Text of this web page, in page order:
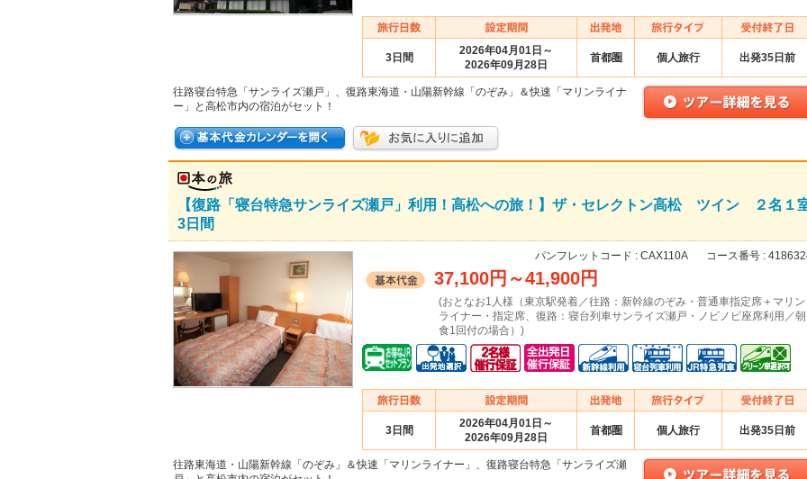
3日間
2026年04月01日～
2026年09月28日
首都圏 個人旅行 出発35日前
往路寝台特急「サンライズ瀬戸」、復路東海道・山陽新幹線「のぞみ」＆快速「マリンライナ
ー」と高松市内の宿泊がセット！
【復路「寝台特急サンライズ瀬戸」利用！高松への旅！】ザ・セレクトン高松 ツイン ２名１
3日間
パンフレットコード : CAX110A コース番号 :
37,100円 ～41,900円
(おとなお1人様（東京駅発着／往路：新幹線のぞみ・普通車指定席＋マリン
ライナー・指定席、復路：寝台列車サンライズ瀬戸・ノビノビ座席利用／朝
食1回付の場合）)
3日間
2026年04月01日～
2026年09月28日
首都圏 個人旅行 出発35日前
往路東海道・山陽新幹線「のぞみ」＆快速「マリンライナー」、復路寝台特急「サンライズ瀬